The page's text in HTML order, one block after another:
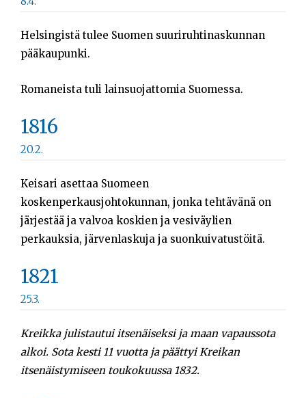
Helsingistä tulee Suomen suuriruhtinaskunnan
pääkaupunki.
Romaneista tuli lainsuojattomia Suomessa.
1816
20.2.
Keisari asettaa Suomeen
koskenperkausjohtokunnan, jonka tehtävänä on
järjestää ja valvoa koskien ja vesiväylien
perkauksia, järvenlaskuja ja suonkuivatustöitä.
1821
25.3.
Kreikka julistautui itsenäiseksi ja maan vapaussota
alkoi. Sota kesti 11 vuotta ja päättyi Kreikan
itsenäistymiseen toukokuussa 1832.